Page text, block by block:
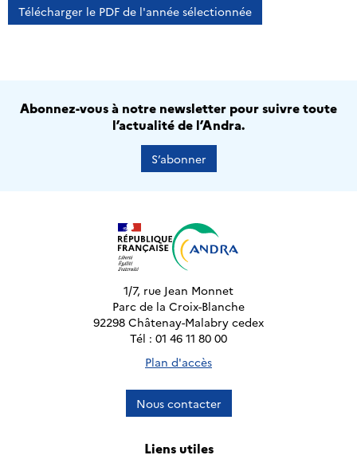
Télécharger le PDF de l'année sélectionnée
Abonnez-vous à notre newsletter pour suivre toute
l’actualité de l’Andra.
S’abonner
1/7, rue Jean Monnet
Parc de la Croix-Blanche
92298 Châtenay-Malabry cedex
Tél : 01 46 11 80 00
Plan d'accès
Nous contacter
Liens utiles